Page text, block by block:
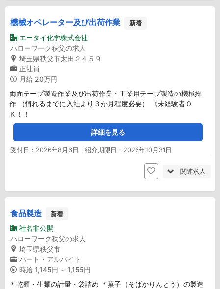
機械オペレーター及び出荷作業 新着
エータイ化学株式会社
ハローワーク秩父の求人
埼玉県秩父市太田２４５９
正社員
月給 20万円
両面テープ製造作業及び出荷作業・工業用テープ製造の機械操
作 （慣れるまでに入社より３か月程度必要） 《未経験者Ｏ
Ｋ！！
詳細を見る
受付日：2026年8月6日 紹介期限日：2026年10月31日
関連求人
食品製造 新着
社名非公開
ハローワーク秩父の求人
埼玉県秩父市
パート・アルバイト
時給 1,145円～ 1,155円
＊乾麺・生麺の計量・袋詰め ＊菓子（そばかりんとう）の製造